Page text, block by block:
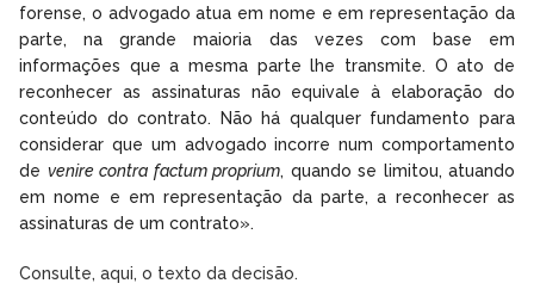
forense, o advogado atua em nome e em representação da
parte, na grande maioria das vezes com base em
informações que a mesma parte lhe transmite. O ato de
reconhecer as assinaturas não equivale à elaboração do
conteúdo do contrato. Não há qualquer fundamento para
considerar que um advogado incorre num comportamento
de venire contra factum proprium, quando se limitou, atuando
em nome e em representação da parte, a reconhecer as
assinaturas de um contrato».
Consulte, aqui, o texto da decisão.